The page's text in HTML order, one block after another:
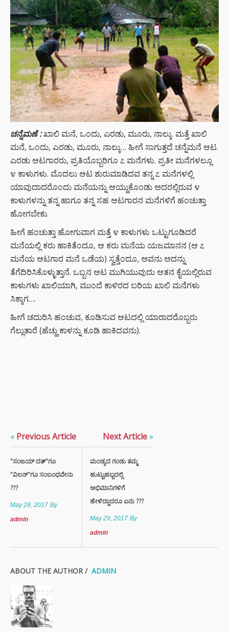
ಚನ್ನೆಮಣೆ :ಖಾಲಿ ಮನೆ, ಒಂದು, ಎರಡು, ಮೂರು, ನಾಲ್ಕು. ಮತ್ತೆ ಖಾಲಿ
ಮನೆ, ಒಂದು, ಎರಡು, ಮೂರು, ನಾಲ್ಕು… ಹೀಗೆ ಸಾಗುತ್ತದೆ ಚನ್ನೆಮನೆ ಆಟ.
ಎರಡು ಆಟಗಾರರು, ಪ್ರತಿಯೊಬ್ಬರಿಗೂ ೭ ಮನೆಗಳು. ಪ್ರತೀ ಮನೆಗಳಲ್ಲೂ
೪ ಕಾಳುಗಳು. ಮೊದಲು ಆಟ ಶುರುಮಾಡಿದವ ತನ್ನ ೭ ಮನೆಗಳಲ್ಲಿ
ಯಾವುದಾದರೊಂದು ಮನೆಯನ್ನು ಆಯ್ದುಕೊಂಡು ಅದರಲ್ಲಿರುವ ೪
ಕಾಳುಗಳನ್ನು ತನ್ನ ಹಾಗೂ ತನ್ನ ಸಹ ಆಟಗಾರನ ಮನೆಗಳಿಗೆ ಹಂಚುತ್ತಾ
ಹೋಗಬೇಕು.
ಹೀಗೆ ಹಂಚುತ್ತಾ ಹೋಗುವಾಗ ಮತ್ತೆ ೪ ಕಾಳುಗಳು ಒಟ್ಟುಗೂಡಿದರೆ
ಮನೆಯಲ್ಲಿ ಕರು ಹಾಕಿತೆಂದೂ, ಆ ಕರು ಮನೆಯ ಯಜಮಾನನ (ಆ ೭
ಮನೆಯ ಆಟಗಾರ ಮನೆ ಒಡೆಯ) ಸ್ವತ್ತೆಂದೂ, ಅವನು ಅದನ್ನು
ತೆಗೆದಿರಿಸಿಕೊಳ್ಳುತ್ತಾನೆ. ಒಬ್ಬನ ಆಟ ಮುಗಿಯುವುದು ಆತನ ಕೈಯಲ್ಲಿರುವ
ಕಾಳುಗಳು ಖಾಲಿಯಾಗಿ, ಮುಂದೆ ಕಾಳಿರದ ಬರಿಯ ಖಾಲಿ ಮನೆಗಳು
ಸಿಕ್ಕಾಗ….
ಹೀಗೆ ಚದುರಿಸಿ ಹಂಚುವ, ಕೂಡಿಸುವ ಆಟದಲ್ಲಿ ಯಾರಾದರೊಬ್ಬರು
ಗೆಲ್ಲುತಾರೆ (ಹೆಚ್ಹು ಕಾಳನ್ನು ಕೂಡಿ ಹಾಕಿದವನು).
« Previous Article
"ಸಂಜಯ್ ದತ್"ಗೂ
"ವಿಲನ್"ಗೂ ಸಂಬಂಧವೇನು
???
May 28, 2017 By
admin
Next Article»
ಮಂಡ್ಯದ ಗಂಡು ತಮ್ಮ
ಹುಟ್ಟುಹಬ್ಬದಲ್ಲಿ
ಅಭಿಮಾನಿಗಳಿಗೆ
ಹೇಳಿದ್ದಾದರೂ ಏನು ???
May 29, 2017 By
admin
ABOUT THE AUTHOR / ADMIN